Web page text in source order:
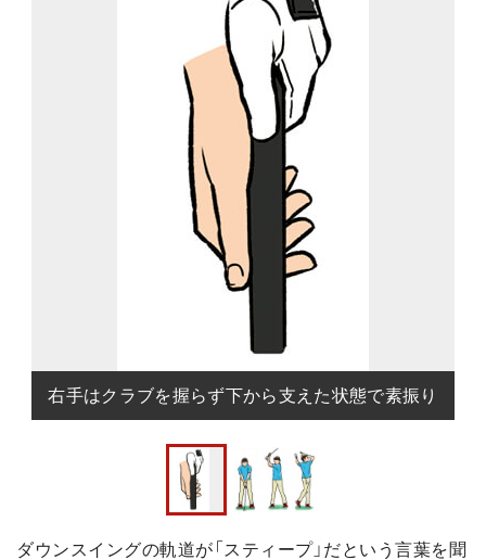
右手はクラブを握らず下から支えた状態で素振り
ダウンスイングの軌道が「スティープ」だという言葉を聞